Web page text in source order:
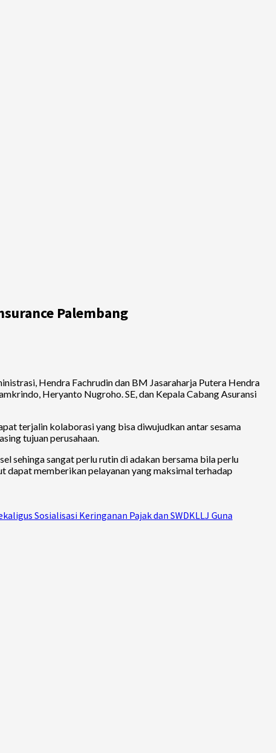
Palembang
Hendra Fachrudin dan BM Jasaraharja Putera Hendra
Heryanto Nugroho. SE, dan Kepala Cabang Asuransi
terjalin kolaborasi yang bisa diwujudkan antar sesama
tujuan perusahaan.
sehinga sangat perlu rutin di adakan bersama bila perlu
memberikan pelayanan yang maksimal terhadap
Sosialisasi Keringanan Pajak dan SWDKLLJ Guna